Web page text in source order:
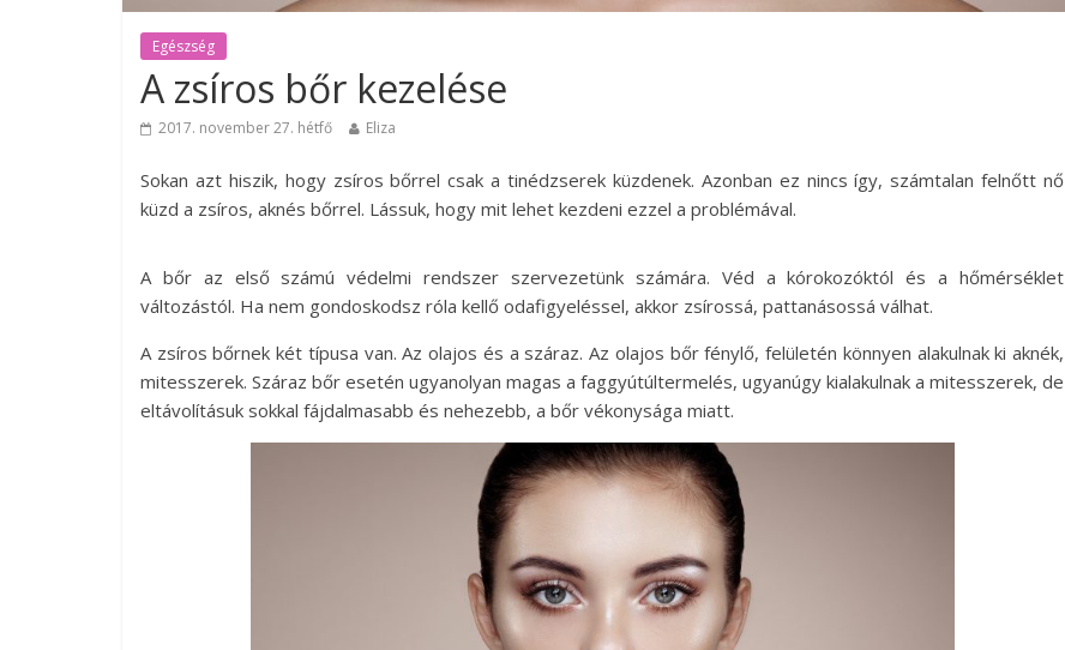
Egészség
A zsíros bőr kezelése
2017. november 27. hétfő Eliza
Sokan azt hiszik, hogy zsíros bőrrel csak a tinédzserek küzdenek. Azonban ez nincs így, számtalan felnőtt nő
küzd a zsíros, aknés bőrrel. Lássuk, hogy mit lehet kezdeni ezzel a problémával.
A bőr az első számú védelmi rendszer szervezetünk számára. Véd a kórokozóktól és a hőmérséklet
változástól. Ha nem gondoskodsz róla kellő odafigyeléssel, akkor zsírossá, pattanásossá válhat.
A zsíros bőrnek két típusa van. Az olajos és a száraz. Az olajos bőr fénylő, felületén könnyen alakulnak ki aknék,
mitesszerek. Száraz bőr esetén ugyanolyan magas a faggyútúltermelés, ugyanúgy kialakulnak a mitesszerek, de
eltávolításuk sokkal fájdalmasabb és nehezebb, a bőr vékonysága miatt.